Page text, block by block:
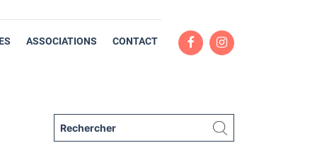
ASSOCIATIONS CONTACT